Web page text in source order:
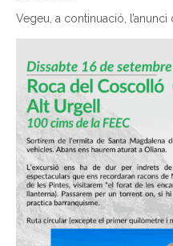
Vegeu, a continuació, l’anunci